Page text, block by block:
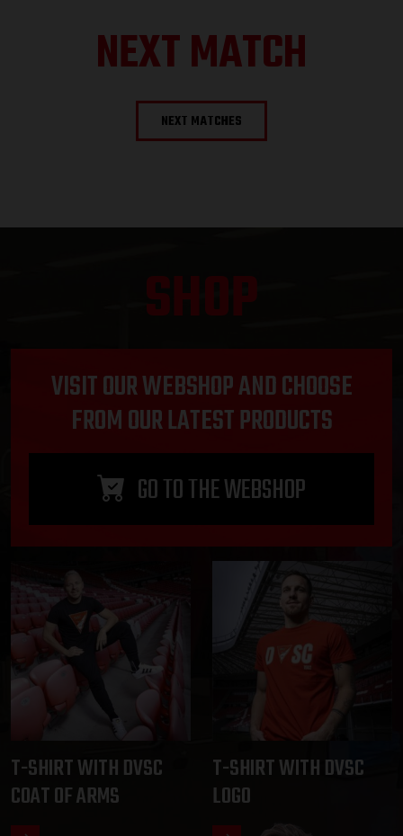
NEXT MATCH
NEXT MATCHES
SHOP
VISIT OUR WEBSHOP AND CHOOSE
FROM OUR LATEST PRODUCTS
GO TO THE WEBSHOP
T-SHIRT WITH DVSC
COAT OF ARMS
T-SHIRT WITH DVSC
LOGO